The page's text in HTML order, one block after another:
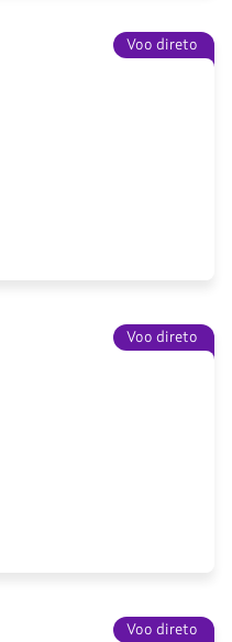
Voo direto
Voo direto
Voo direto